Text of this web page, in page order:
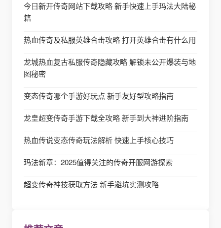
今日新开传奇网站下载攻略 新手快速上手玛法大陆秘
籍
热血传奇及私服英雄合击攻略 打开英雄合击有什么用
龙城热血复古私服传奇隐藏攻略 解锁未公开爆装与地
图秘密
变态传奇哪个手游好玩点 新手友好型攻略指南
龙皇超变传奇手游下载全攻略 新手到大神进阶指南
热血传说变态传奇玩法解析 快速上手核心技巧
玛法新章：2025值得关注的传奇开服网游探索
超变传奇神技获取方法 新手避坑实测攻略